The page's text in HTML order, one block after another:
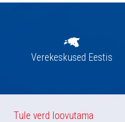
Verekeskused Eestis
Tule verd loovutama